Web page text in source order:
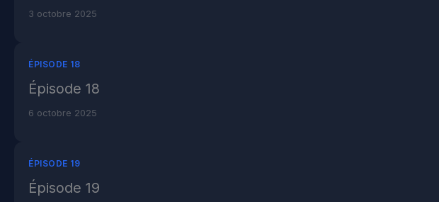
3 octobre 2025
ÉPISODE 18
Épisode 18
6 octobre 2025
ÉPISODE 19
Épisode 19